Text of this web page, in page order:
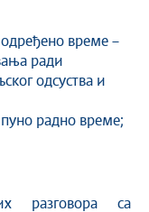
одређено време –
ради
одсуства и
пуно радно време;
разговора са